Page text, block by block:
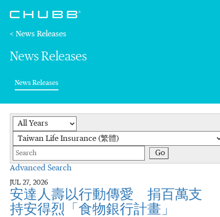
< News Releases
News Releases
News Releases(current)
Year
Keywords
Go
Advanced Search
JUL 27, 2026
安達人壽以行動傳愛 捐百萬支
持安得烈「食物銀行計畫」